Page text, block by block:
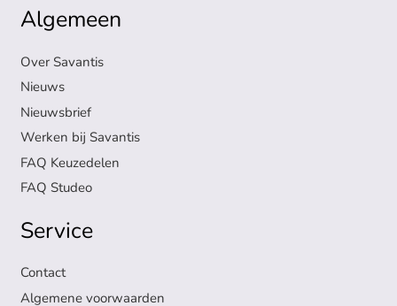
Algemeen
Over Savantis
Nieuws
Nieuwsbrief
Werken bij Savantis
FAQ Keuzedelen
FAQ Studeo
Service
Contact
Algemene voorwaarden